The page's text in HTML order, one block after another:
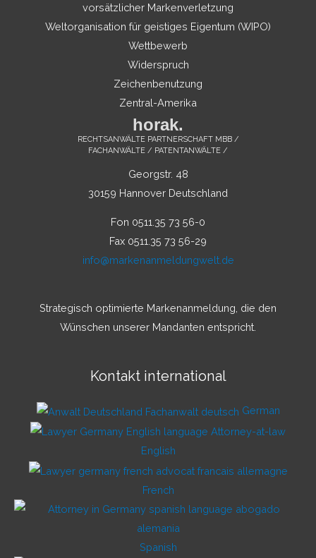
vorsätzlicher Markenverletzung
Weltorganisation für geistiges Eigentum (WIPO)
Wettbewerb
Widerspruch
Zeichenbenutzung
Zentral-Amerika
horak.
RECHTSANWÄLTE PARTNERSCHAFT MBB /
FACHANWÄLTE / PATENTANWÄLTE /
Georgstr. 48
30159 Hannover Deutschland
Fon 0511.35 73 56-0
Fax 0511.35 73 56-29
info@markenanmeldungwelt.de
Strategisch optimierte Markenanmeldung, die den
Wünschen unserer Mandanten entspricht.
Kontakt international
German
English
French
Spanish